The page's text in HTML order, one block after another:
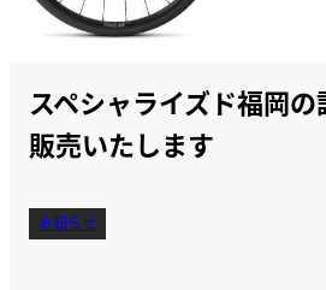
スペシャライズド福岡
販売いたします
お知らせ